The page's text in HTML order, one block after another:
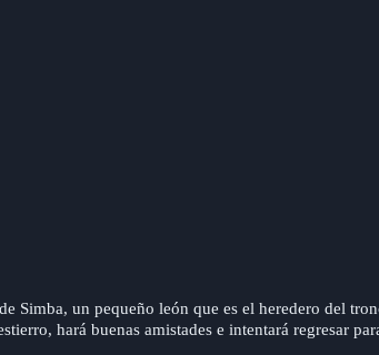
Simba, un pequeño león que es el heredero del
hará buenas amistades e intentará regresar